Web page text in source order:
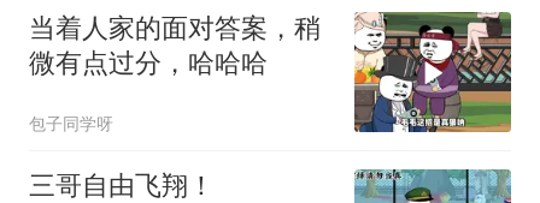
当着人家的面对答案，稍
微有点过分，哈哈哈
包子同学呀
三哥自由飞翔！